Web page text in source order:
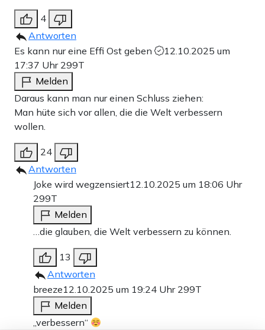
4
Antworten
Es kann nur eine Effi Ost geben
12.10.2025 um
17:37 Uhr 299T
Melden
Daraus kann man nur einen Schluss ziehen:
Man hüte sich vor allen, die die Welt verbessern
wollen.
24
Antworten
Joke wird wegzensiert12.10.2025 um 18:06 Uhr
299T
Melden
…die glauben, die Welt verbessern zu können.
13
Antworten
breeze12.10.2025 um 19:24 Uhr 299T
Melden
„verbessern“